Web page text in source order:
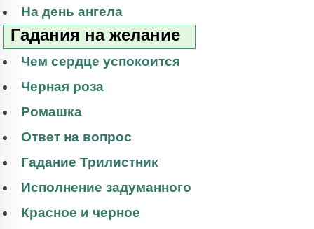
На день ангела
Гадания на желание
Чем сердце успокоится
Черная роза
Ромашка
Ответ на вопрос
Гадание Трилистник
Исполнение задуманного
Красное и черное